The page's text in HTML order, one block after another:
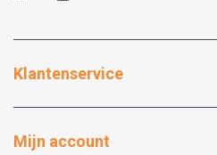
Klantenservice
Mijn account